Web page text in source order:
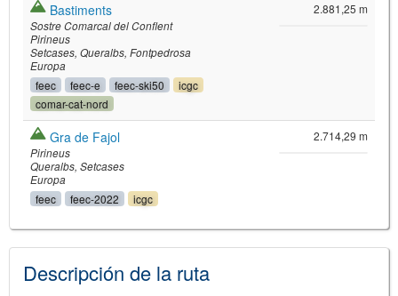
Bastiments
Sostre Comarcal del Conflent
Pirineus
Setcases Queralbs Fontpedrosa
Europa
feec feec-e feec-ski50
icgc
comar-cat-nord
2.881,25 m
Gra de Fajol
Pirineus
Queralbs Setcases
Europa
feec feec-2022 icgc
2.714,29 m
Descripción de la ruta